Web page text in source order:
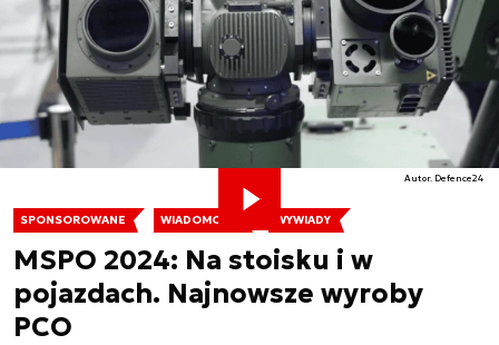
SPONSOROWANE WIADOMOŚCI WYWIADY
MSPO 2024: Na stoisku i w
pojazdach. Najnowsze wyroby
PCO
Autor. Defence24